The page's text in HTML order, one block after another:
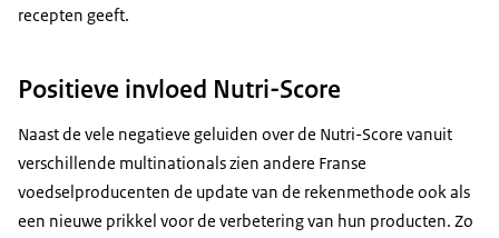
recepten geeft.
Positieve invloed Nutri-Score
Naast de vele negatieve geluiden over de Nutri-Score vanuit
verschillende multinationals zien andere Franse
voedselproducenten de update van de rekenmethode ook als
een nieuwe prikkel voor de verbetering van hun producten. Zo